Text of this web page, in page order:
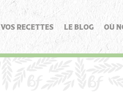
VOS RECETTES LE BLOG OÙ